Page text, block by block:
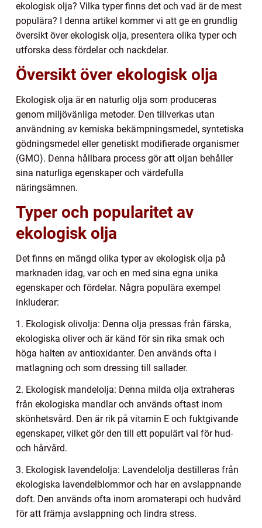
ekologisk olja? Vilka typer finns det och vad är de mest
populära? I denna artikel kommer vi att ge en grundlig
översikt över ekologisk olja, presentera olika typer och
utforska dess fördelar och nackdelar.
Översikt över ekologisk olja
Ekologisk olja är en naturlig olja som produceras
genom miljövänliga metoder. Den tillverkas utan
användning av kemiska bekämpningsmedel, syntetiska
gödningsmedel eller genetiskt modifierade organismer
(GMO). Denna hållbara process gör att oljan behåller
sina naturliga egenskaper och värdefulla
näringsämnen.
Typer och popularitet av
ekologisk olja
Det finns en mängd olika typer av ekologisk olja på
marknaden idag, var och en med sina egna unika
egenskaper och fördelar. Några populära exempel
inkluderar:
1. Ekologisk olivolja: Denna olja pressas från färska,
ekologiska oliver och är känd för sin rika smak och
höga halten av antioxidanter. Den används ofta i
matlagning och som dressing till sallader.
2. Ekologisk mandelolja: Denna milda olja extraheras
från ekologiska mandlar och används oftast inom
skönhetsvård. Den är rik på vitamin E och fuktgivande
egenskaper, vilket gör den till ett populärt val för hud-
och hårvård.
3. Ekologisk lavendelolja: Lavendelolja destilleras från
ekologiska lavendelblommor och har en avslappnande
doft. Den används ofta inom aromaterapi och hudvård
för att främja avslappning och lindra stress.